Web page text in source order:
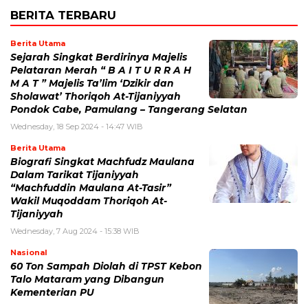
BERITA TERBARU
Berita Utama
Sejarah Singkat Berdirinya Majelis
Pelataran Merah “ B A I T U R R A H
M A T ” Majelis Ta’lim ‘Dzikir dan
Sholawat’ Thoriqoh At-Tijaniyyah
Pondok Cabe, Pamulang – Tangerang Selatan
Wednesday, 18 Sep 2024 - 14:47 WIB
Berita Utama
Biografi Singkat Machfudz Maulana
Dalam Tarikat Tijaniyyah
“Machfuddin Maulana At-Tasir”
Wakil Muqoddam Thoriqoh At-
Tijaniyyah
Wednesday, 7 Aug 2024 - 15:38 WIB
Nasional
60 Ton Sampah Diolah di TPST Kebon
Talo Mataram yang Dibangun
Kementerian PU